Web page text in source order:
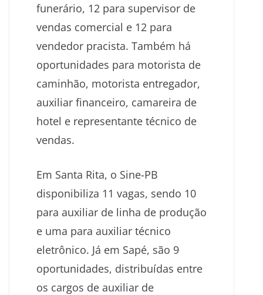
funerário, 12 para supervisor de
vendas comercial e 12 para
vendedor pracista. Também há
oportunidades para motorista de
caminhão, motorista entregador,
auxiliar financeiro, camareira de
hotel e representante técnico de
vendas.
Em Santa Rita, o Sine-PB
disponibiliza 11 vagas, sendo 10
para auxiliar de linha de produção
e uma para auxiliar técnico
eletrônico. Já em Sapé, são 9
oportunidades, distribuídas entre
os cargos de auxiliar de